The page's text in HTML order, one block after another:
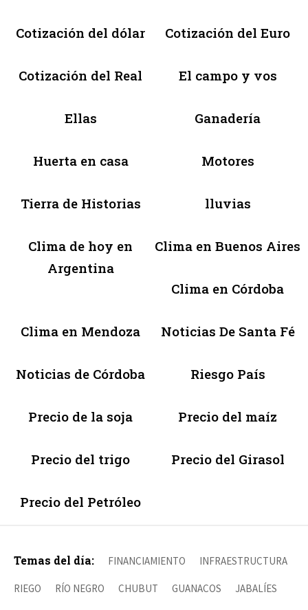
Cotización del dólar Cotización del Euro
Cotización del Real El campo y vos
Ellas Ganadería
Huerta en casa Motores
Tierra de Historias lluvias
Clima de hoy en
Argentina
Clima en Buenos Aires
Clima en Córdoba
Clima en Mendoza Noticias De Santa Fé
Noticias de Córdoba Riesgo País
Precio de la soja Precio del maíz
Precio del trigo Precio del Girasol
Precio del Petróleo
Temas del día: FINANCIAMIENTO INFRAESTRUCTURA
RIEGO RÍO NEGRO CHUBUT GUANACOS JABALÍES